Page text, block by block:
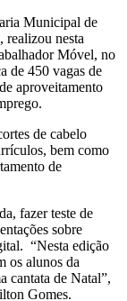
Municipal de
nesta
Móvel, no
de 450 vagas de
aproveitamento
de cabelo
bem como
de
fazer teste de
sobre
“Nesta edição
os alunos da
cantata de Natal”,
Gomes.